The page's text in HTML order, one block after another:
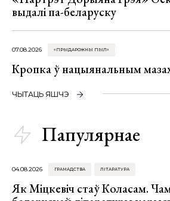
выдалі па-беларуску
07.08.2026 «ПРЫДАРОЖНЫ ПЫЛ»
Кропка ў нацыянальным
ЧЫТАЦЬ ЯШЧЭ
Папулярнае
04.08.2026 ГРАМАДСТВА ЛІТАРАТУРА
Як Міцкевіч стаў Коласам.